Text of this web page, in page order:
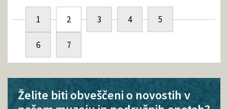
1 2 3 4 5
6 7
Želite biti obveščeni o novostih v